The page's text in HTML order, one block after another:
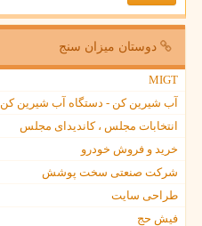
دوستان میزان سنج
MIGT
آب شیرین کن - دستگاه آب شیرین کن
انتخابات مجلس ، کاندیدای مجلس
خرید و فروش خودرو
شرکت صنعتی سخت پوشش
طراحی سایت
فیش حج